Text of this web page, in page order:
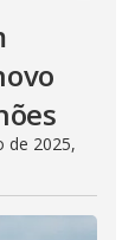
de 2025,